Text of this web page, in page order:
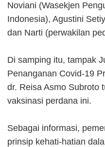
Noviani (Wasekjen
Indonesia), Agustini
dan Narti (perwakilan
Di samping itu, tampak
Penanganan Covid-19
dr. Reisa Asmo Subroto
vaksinasi perdana ini.
Sebagai informasi,
prinsip kehati-hatian